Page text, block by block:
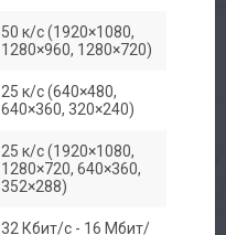
50 к/с (1920×1080,
1280×960, 1280×720)
25 к/с (640×480,
640×360, 320×240)
25 к/с (1920×1080,
1280×720, 640×360,
352×288)
32 Кбит/с - 16 Мбит/